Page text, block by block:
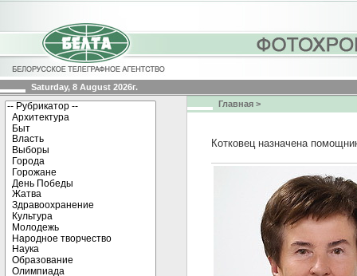
Saturday, 8 August 2026г.
Главная >
Котковец назначена